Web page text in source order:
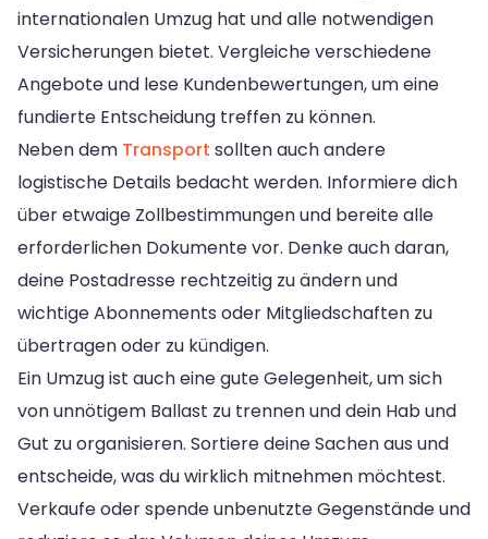
internationalen Umzug hat und alle notwendigen
Versicherungen bietet. Vergleiche verschiedene
Angebote und lese Kundenbewertungen, um eine
fundierte Entscheidung treffen zu können.
Neben dem Transport sollten auch andere
logistische Details bedacht werden. Informiere dich
über etwaige Zollbestimmungen und bereite alle
erforderlichen Dokumente vor. Denke auch daran,
deine Postadresse rechtzeitig zu ändern und
wichtige Abonnements oder Mitgliedschaften zu
übertragen oder zu kündigen.
Ein Umzug ist auch eine gute Gelegenheit, um sich
von unnötigem Ballast zu trennen und dein Hab und
Gut zu organisieren. Sortiere deine Sachen aus und
entscheide, was du wirklich mitnehmen möchtest.
Verkaufe oder spende unbenutzte Gegenstände und